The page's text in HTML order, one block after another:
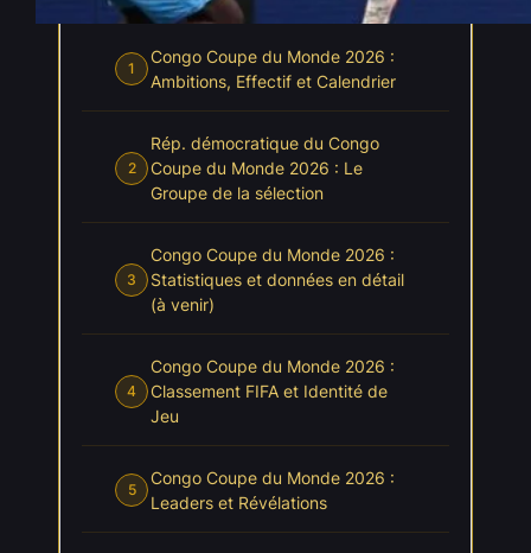
1
Congo Coupe du Monde 2026 :
Ambitions, Effectif et Calendrier
2
Rép. démocratique du Congo
Coupe du Monde 2026 : Le
Groupe de la sélection
3
Congo Coupe du Monde 2026 :
Statistiques et données en détail
(à venir)
4
Congo Coupe du Monde 2026 :
Classement FIFA et Identité de
Jeu
5
Congo Coupe du Monde 2026 :
Leaders et Révélations